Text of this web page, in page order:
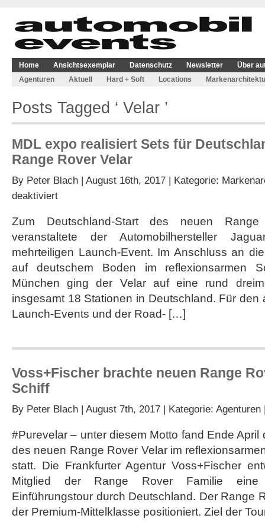
Home Ansichtsexemplar Datenschutz Newsletter
Über
Agenturen
Aktuell Hard + Soft Locations
Posts Tagged ‘ Velar ’
MDL expo realisiert Sets für
Range Rover Velar
By Peter Blach | August 16th, 2017 | Kategorie:
deaktiviertfür
realisiert
Sets
Deutschland-
Launch
Range
Rover
Velar
Zum Deutschland-Start des neuen
veranstaltete der Automobilhersteller
mehrteiligen Launch-Event. Im Anschluss an
auf deutschem Boden im reflexionsarmen
München ging der Velar auf eine rund
insgesamt 18 Stationen in Deutschland. Für den
Launch-Events und der Road- […]
Voss+Fischer brachte neuen Range
Schiff
By Peter Blach | August 7th, 2017 | Kategorie: Agenturen
#Purevelar – unter diesem Motto fand Ende April
des neuen Range Rover Velar im
statt. Die Frankfurter Agentur Voss+Fischer
Mitglied der Range Rover Familie eine
Einführungstour durch Deutschland. Der Range
der Premium-Mittelklasse positioniert. Ziel der